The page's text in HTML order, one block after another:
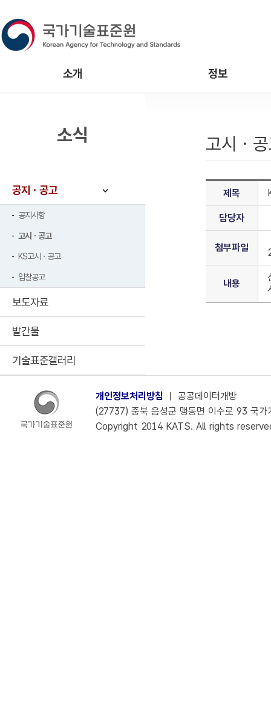
소개 정보
고시ㆍ
제목
담당자
첨부파일
내용
소식
공지ㆍ공고
공지사항
고시ㆍ공고
KS고시ㆍ공고
입찰공고
보도자료
발간물
기술표준갤러리
개인정보처리방침 ㅣ 공공데이터개방
(27737) 충북 음성군 맹동면 이수로 93 국
Copyright 2014 KATS. All rights